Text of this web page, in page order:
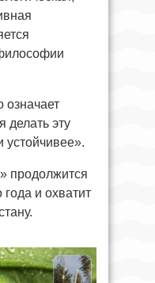
делать эту
устойчивее».
продолжится
и охватит